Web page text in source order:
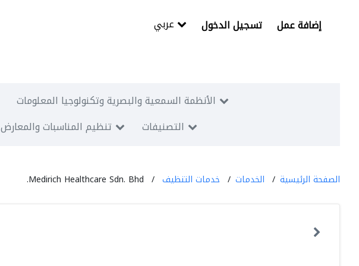
تسجيل الدخول إضافة عمل
الأنظمة السمعية والبصرية وتكنولوجيا المعلومات
تنظيم المناسبات والمعارض التصنيفات
الصفحة الرئيسية الخدمات خدمات التنظيف Medirich Healthcare Sdn. Bhd.